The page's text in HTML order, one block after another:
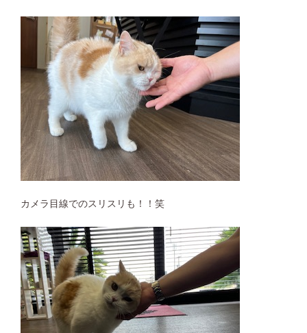
カメラ目線でのスリスリも！！笑